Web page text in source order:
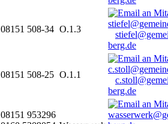
08151 508-34 O.1.3
berg.de
08151 508-25 O.1.1
berg.de
08151 953296